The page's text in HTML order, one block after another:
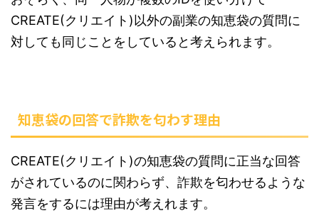
CREATE(クリエイト)以外の副業の知恵袋の質問に
対しても同じことをしていると考えられます。
知恵袋の回答で詐欺を匂わす理由
CREATE(クリエイト)の知恵袋の質問に正当な回答
がされているのに関わらず、詐欺を匂わせるような
発言をするには理由が考えれます。